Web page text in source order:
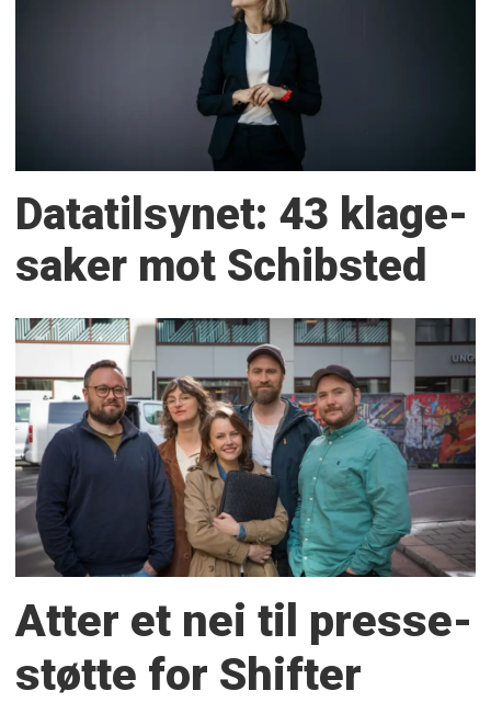
Datatilsynet: 43 klage­
saker mot Schibsted
Atter et nei til presse­
støtte for Shifter